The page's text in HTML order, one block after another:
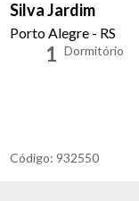
Silva Jardim
Porto Alegre - RS
1 Dormitório
Código: 932550